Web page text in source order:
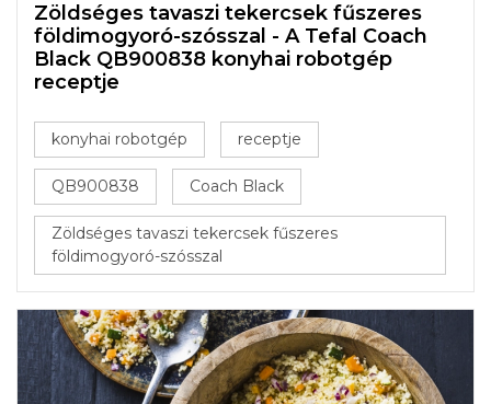
Zöldséges tavaszi tekercsek fűszeres
földimogyoró-szósszal - A Tefal Coach
Black QB900838 konyhai robotgép
receptje
konyhai robotgép receptje
QB900838 Coach Black
Zöldséges tavaszi tekercsek fűszeres
földimogyoró-szósszal